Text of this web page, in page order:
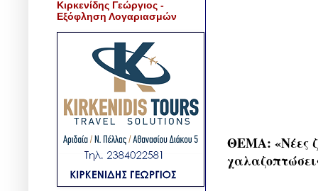
ΘΕΜΑ: «Νέες
Κιρκενίδης Γεώργιος -
Εξόφληση Λογαριασμών